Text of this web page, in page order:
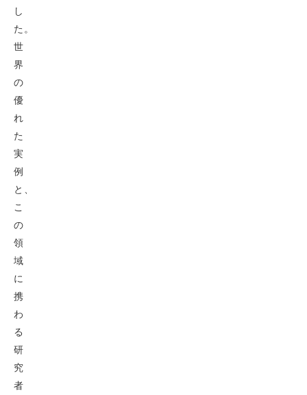
し
た。
世
界
の
優
れ
た
実
例
と、
こ
の
領
域
に
携
わ
る
研
究
者